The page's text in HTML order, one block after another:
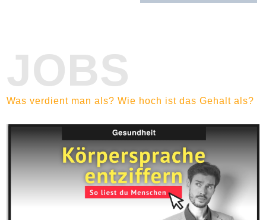
JOBS
Was verdient man als? Wie hoch ist das Gehalt als?